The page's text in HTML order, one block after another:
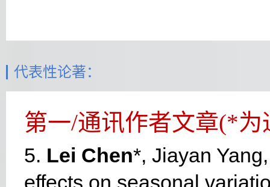
代表性论著：
第一/通讯作者文章(*
5. Lei Chen*, Jiayan
effects on seasonal